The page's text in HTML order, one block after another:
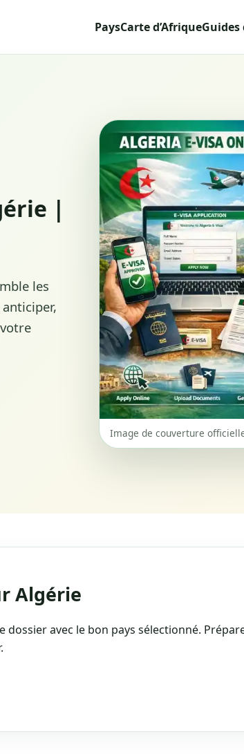
PaysCarte d’AfriqueGuides
|
les
Image de couverture
Algérie
avec le bon pays sélectionné.